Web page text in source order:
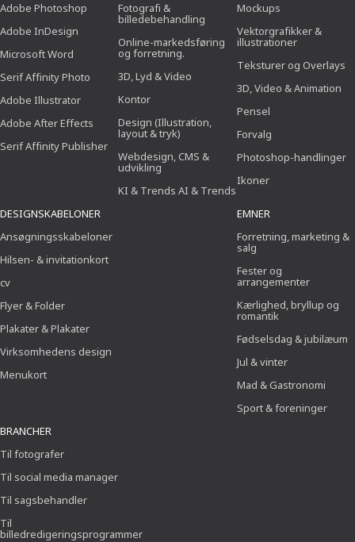
Adobe Photoshop
Adobe InDesign
Microsoft Word
Serif Affinity Photo
Adobe Illustrator
Adobe After Effects
Serif Affinity Publisher
Fotografi &
billedebehandling
Online-markedsføring
og forretning.
3D, Lyd & Video
Kontor
Design (Illustration,
layout & tryk)
Webdesign, CMS &
udvikling
KI & Trends AI & Trends
Mockups
Vektorgrafikker &
illustrationer
Teksturer og Overlays
3D, Video & Animation
Pensel
Forvalg
Photoshop-handlinger
Ikoner
DESIGNSKABELONER
Ansøgningsskabeloner
Hilsen- & invitationkort
cv
Flyer & Folder
Plakater & Plakater
Virksomhedens design
Menukort
EMNER
Forretning, marketing &
salg
Fester og
arrangementer
Kærlighed, bryllup og
romantik
Fødselsdag & jubilæum
Jul & vinter
Mad & Gastronomi
Sport & foreninger
BRANCHER
Til fotografer
Til social media manager
Til sagsbehandler
Til
billedredigeringsprogrammer